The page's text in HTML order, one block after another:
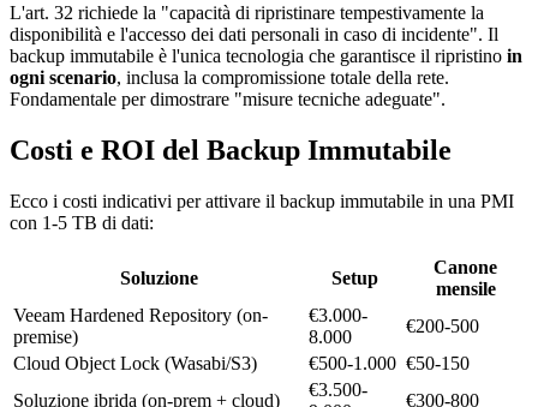
L'art. 32 richiede la "capacità di ripristinare tempestivamente la
disponibilità e l'accesso dei dati personali in caso di incidente". Il
backup immutabile è l'unica tecnologia che garantisce il ripristino in
ogni scenario, inclusa la compromissione totale della rete.
Fondamentale per dimostrare "misure tecniche adeguate".
Costi e ROI del Backup Immutabile
Ecco i costi indicativi per attivare il backup immutabile in una PMI
con 1-5 TB di dati:
Soluzione Setup
Canone
mensile
Veeam Hardened Repository (on-
premise)
€3.000-
8.000
€200-500
Cloud Object Lock (Wasabi/S3)
€500-1.000 €50-150
Soluzione ibrida (on-prem + cloud)
€3.500-
€300-800